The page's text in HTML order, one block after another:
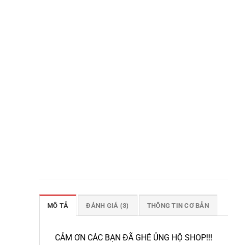
MÔ TẢ ĐÁNH GIÁ (3) THÔNG TIN CƠ BẢN
CẢM ƠN CÁC BẠN ĐÃ GHÉ ỦNG HỘ SHOP!!!